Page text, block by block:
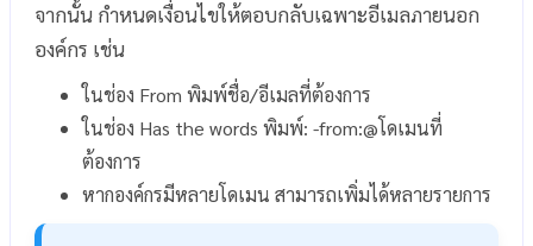
จากนั้น กำหนดเงื่อนไขให้ตอบกลับเฉพาะอีเมลภายนอก
องค์กร เช่น
ในช่อง From พิมพ์ชื่อ/อีเมลที่ต้องการ
ในช่อง Has the words พิมพ์: -from:@โดเมนที่
ต้องการ
หากองค์กรมีหลายโดเมน สามารถเพิ่มได้หลายรายการ